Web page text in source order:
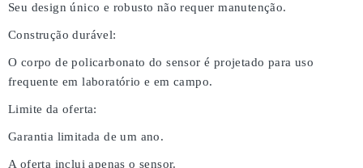
Seu design único e robusto não requer manutenção.
Construção durável:
O corpo de policarbonato do sensor é projetado para uso
frequente em laboratório e em campo.
Limite da oferta:
Garantia limitada de um ano.
A oferta inclui apenas o sensor.